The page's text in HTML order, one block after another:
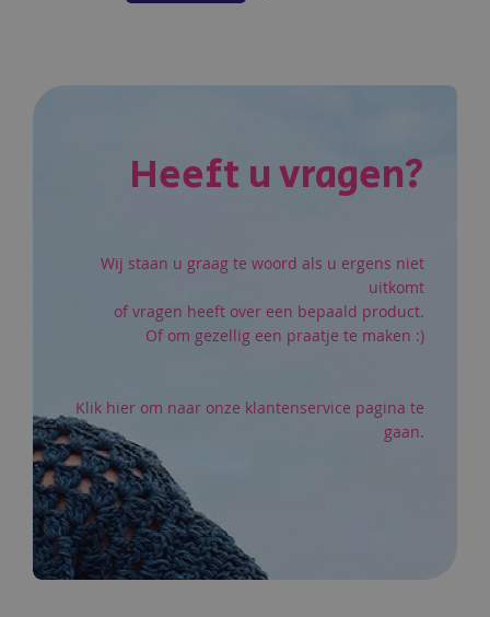
Heeft u vragen?
Wij staan u graag te woord als u ergens niet
uitkomt
of vragen heeft over een bepaald product.
Of om gezellig een praatje te maken :)
Klik hier om naar onze klantenservice pagina te
gaan.